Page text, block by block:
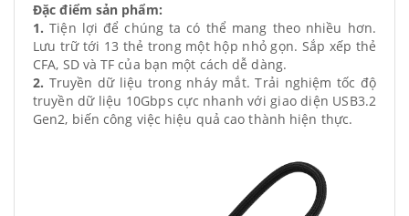
Đặc điểm sản phẩm:
1.Tiện lợi để chúng ta có thể mang theo nhiều hơn.
Lưu trữ tới 13 thẻ trong một hộp nhỏ gọn. Sắp xếp thẻ
CFA, SD và TF của bạn một cách dễ dàng.
2. Truyền dữ liệu trong nháy mắt. Trải nghiệm tốc độ
truyền dữ liệu 10Gbps cực nhanh với giao diện USB3.2
Gen2, biến công việc hiệu quả cao thành hiện thực.